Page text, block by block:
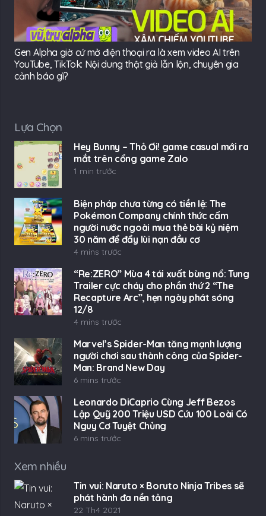
Gen Alpha giờ cứ mở điện thoại ra là xem video AI trên
YouTube, TikTok: Nội dung thật giả lẫn lộn, chuyên gia
cảnh báo gì?
Lựa Chọn
Hey Bunny – Thỏ Ơi! game casual mới ra
mắt trên cổng game Zalo
1 min trước
Biện pháp chưa từng có tiền lệ: The
Pokémon Company chính thức cấm
người nước ngoài mua thẻ bài kỷ niệm
30 năm để đẩy lùi nạn đầu cơ
4 mins trước
“Re:ZERO” Mùa 4 tái xuất bùng nổ: Tung
Trailer cực cháy cho phần thứ 2 “The
Recapture Arc”, hẹn ngày phát sóng
12/8
4 mins trước
Marvel’s Spider-Man tăng mạnh lượng
người chơi sau thành công của Spider-
Man: Brand New Day
6 mins trước
Leonardo DiCaprio Cùng Jeff Bezos
Lập Quỹ 200 Triệu USD Cứu 100 Loài Có
Nguy Cơ Tuyệt Chủng
6 mins trước
Xem nhiều
Tin vui: Naruto × Boruto Ninja Tribes sẽ
phát hành đa nền tảng
22 Th4 2021